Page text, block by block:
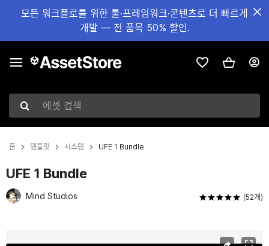
모든 워크플로를 위한 툴·프레임워크·콘텐츠로 더 빠르게
개발 — 전 품목 50% 할인.
에셋 검색
홈 템플릿 시스템 UFE 1 Bundle
UFE 1 Bundle
Mind Studios (52개)